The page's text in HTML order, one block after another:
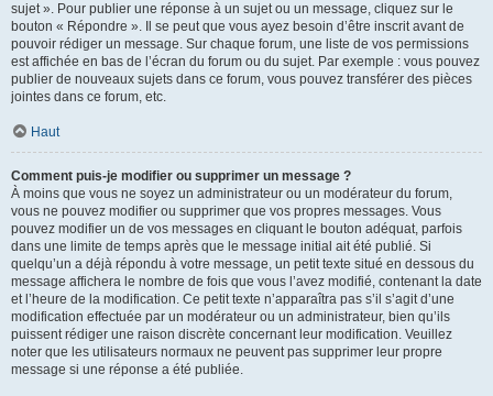
sujet ». Pour publier une réponse à un sujet ou un message, cliquez sur le
bouton « Répondre ». Il se peut que vous ayez besoin d’être inscrit avant de
pouvoir rédiger un message. Sur chaque forum, une liste de vos permissions
est affichée en bas de l’écran du forum ou du sujet. Par exemple : vous pouvez
publier de nouveaux sujets dans ce forum, vous pouvez transférer des pièces
jointes dans ce forum, etc.
Haut
Comment puis-je modifier ou supprimer un message ?
À moins que vous ne soyez un administrateur ou un modérateur du forum,
vous ne pouvez modifier ou supprimer que vos propres messages. Vous
pouvez modifier un de vos messages en cliquant le bouton adéquat, parfois
dans une limite de temps après que le message initial ait été publié. Si
quelqu’un a déjà répondu à votre message, un petit texte situé en dessous du
message affichera le nombre de fois que vous l’avez modifié, contenant la date
et l’heure de la modification. Ce petit texte n’apparaîtra pas s’il s’agit d’une
modification effectuée par un modérateur ou un administrateur, bien qu’ils
puissent rédiger une raison discrète concernant leur modification. Veuillez
noter que les utilisateurs normaux ne peuvent pas supprimer leur propre
message si une réponse a été publiée.